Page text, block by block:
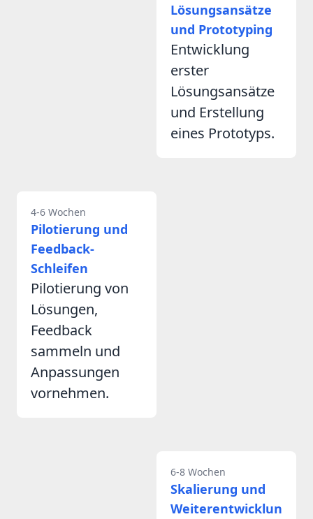
Lösungsansätze
und Prototyping
Entwicklung
erster
Lösungsansätze
und Erstellung
eines Prototyps.
4-6 Wochen
Pilotierung und
Feedback-
Schleifen
Pilotierung von
Lösungen,
Feedback
sammeln und
Anpassungen
vornehmen.
6-8 Wochen
Skalierung und
Weiterentwicklun